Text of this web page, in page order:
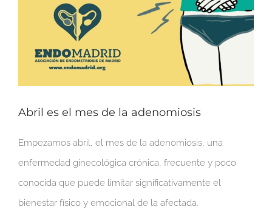
Abril es el mes de la adenomiosis
Empezamos abril, el mes de la adenomiosis, una
enfermedad ginecológica crónica, frecuente y poco
conocida que puede limitar significativamente el
bienestar físico y emocional de la afectada.